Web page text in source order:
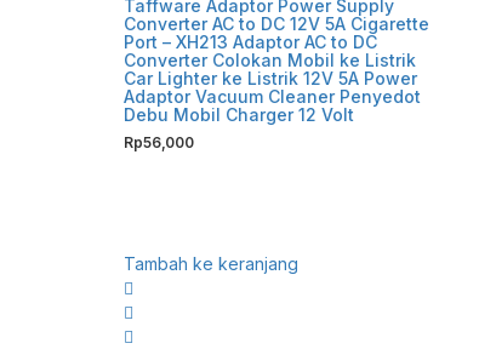
Taffware Adaptor Power Supply
Converter AC to DC 12V 5A Cigarette
Port – XH213 Adaptor AC to DC
Converter Colokan Mobil ke Listrik
Car Lighter ke Listrik 12V 5A Power
Adaptor Vacuum Cleaner Penyedot
Debu Mobil Charger 12 Volt
Rp56,000
Tambah ke keranjang